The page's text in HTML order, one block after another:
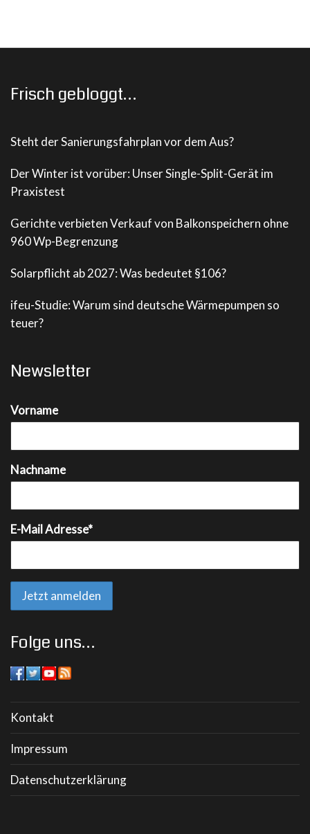
Frisch gebloggt…
Steht der Sanierungsfahrplan vor dem Aus?
Der Winter ist vorüber: Unser Single-Split-Gerät im
Praxistest
Gerichte verbieten Verkauf von Balkonspeichern ohne
960 Wp-Begrenzung
Solarpflicht ab 2027: Was bedeutet §106?
ifeu-Studie: Warum sind deutsche Wärmepumpen so
teuer?
Newsletter
Vorname
Nachname
E-Mail Adresse*
Folge uns…
Kontakt
Impressum
Datenschutzerklärung